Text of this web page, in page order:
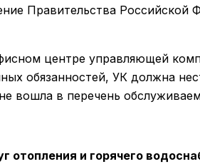
Правительства Российской
центре управляющей
обязанностей, УК должна
вошла в перечень
и горячего